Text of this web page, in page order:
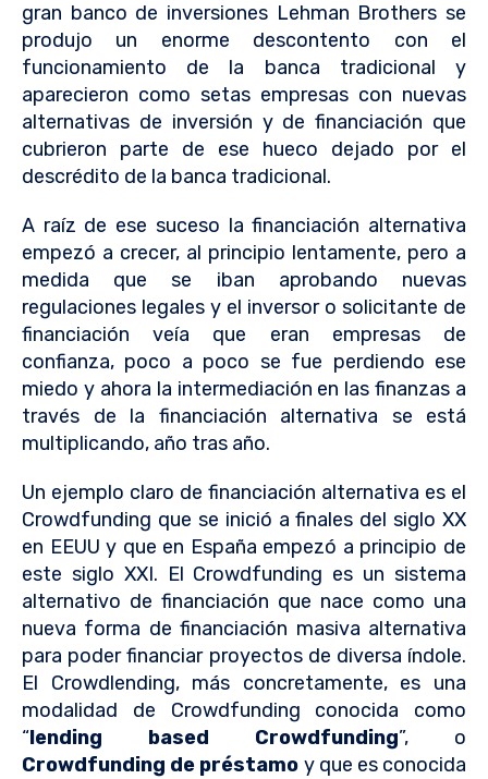
gran banco de inversiones Lehman Brothers se
produjo un enorme descontento con el
funcionamiento de la banca tradicional y
aparecieron como setas empresas con nuevas
alternativas de inversión y de financiación que
cubrieron parte de ese hueco dejado por el
descrédito de la banca tradicional.
A raíz de ese suceso la financiación alternativa
empezó a crecer, al principio lentamente, pero a
medida que se iban aprobando nuevas
regulaciones legales y el inversor o solicitante de
financiación veía que eran empresas de
confianza, poco a poco se fue perdiendo ese
miedo y ahora la intermediación en las finanzas a
través de la financiación alternativa se está
multiplicando, año tras año.
Un ejemplo claro de financiación alternativa es el
Crowdfunding que se inició a finales del siglo XX
en EEUU y que en España empezó a principio de
este siglo XXI. El Crowdfunding es un sistema
alternativo de financiación que nace como una
nueva forma de financiación masiva alternativa
para poder financiar proyectos de diversa índole.
El Crowdlending, más concretamente, es una
modalidad de Crowdfunding conocida como
“lending based Crowdfunding”, o
Crowdfunding de préstamo y que es conocida